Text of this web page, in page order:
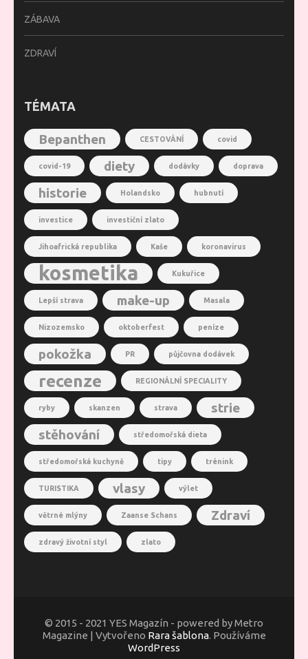
ZÁBAVA
ZDRAVÍ
TÉMATA
Bepanthen CESTOVÁNÍ covid
covid-19 diety dodávky doprava
historie Holandsko hubnutí
investice investiční zlato
Jihoafrická republika Kaše koronavirus
kosmetika Kukuřice
Lepší strava make-up Masala
Nizozemsko oktoberfest peníze
pokožka PR půjčovna dodávek
recenze REGIONÁLNÍ SPECIALITY
ryby skanzen strava
strie
stěhování
středomořská dieta
středomořská kuchyně tipy trénink
TURISTIKA vlasy výlet
větrné mlýny Zaanse Schans Zdraví
zdravý životní styl zlato
© 2015 - 2021 YES Magazín - powered by Metro
Magazine | Vytvořeno Rara šablona. Používáme
WordPress